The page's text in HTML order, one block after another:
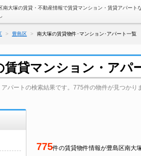
南大塚の賃貸・不動産情報で賃貸マンション・賃貸アパート
豊島区 南大塚の賃貸物件･マンション･アパート一覧
賃貸マンション・アパ
パートの検索結果です。775件の物件が見つか
775件の賃貸物件情報が豊島区南大